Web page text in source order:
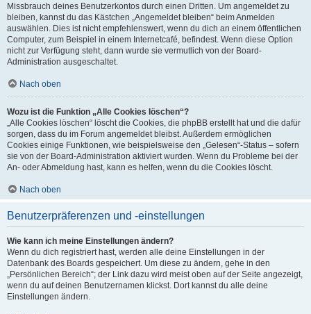
Missbrauch deines Benutzerkontos durch einen Dritten. Um angemeldet zu
bleiben, kannst du das Kästchen „Angemeldet bleiben“ beim Anmelden
auswählen. Dies ist nicht empfehlenswert, wenn du dich an einem öffentlichen
Computer, zum Beispiel in einem Internetcafé, befindest. Wenn diese Option
nicht zur Verfügung steht, dann wurde sie vermutlich von der Board-
Administration ausgeschaltet.
Nach oben
Wozu ist die Funktion „Alle Cookies löschen“?
„Alle Cookies löschen“ löscht die Cookies, die phpBB erstellt hat und die dafür
sorgen, dass du im Forum angemeldet bleibst. Außerdem ermöglichen
Cookies einige Funktionen, wie beispielsweise den „Gelesen“-Status – sofern
sie von der Board-Administration aktiviert wurden. Wenn du Probleme bei der
An- oder Abmeldung hast, kann es helfen, wenn du die Cookies löscht.
Nach oben
Benutzerpräferenzen und -einstellungen
Wie kann ich meine Einstellungen ändern?
Wenn du dich registriert hast, werden alle deine Einstellungen in der
Datenbank des Boards gespeichert. Um diese zu ändern, gehe in den
„Persönlichen Bereich“; der Link dazu wird meist oben auf der Seite angezeigt,
wenn du auf deinen Benutzernamen klickst. Dort kannst du alle deine
Einstellungen ändern.